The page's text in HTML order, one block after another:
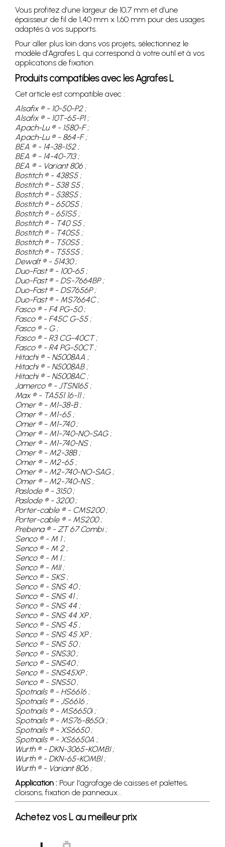
Vous profitez d’une largeur de 10,7 mm et d’une
épaisseur de fil de 1,40 mm x 1,60 mm pour des usages
adaptés à vos supports.
Pour aller plus loin dans vos projets, sélectionnez le
modèle d’Agrafes L qui correspond à votre outil et à vos
applications de fixation.
Produits compatibles avec les Agrafes L
Cet article est compatible avec :
Alsafix ® - 10-50-P2 ;
Alsafix ® - 10T-65-P1 ;
Apach-Lu ® - 1580-F ;
Apach-Lu ® - 864-F ;
BEA ® - 14-38-152 ;
BEA ® - 14-40-713 ;
BEA ® - Variant 806 ;
Bostitch ® - 438S5 ;
Bostitch ® - 538 S5 ;
Bostitch ® - 538S5 ;
Bostitch ® - 650S5 ;
Bostitch ® - 651S5 ;
Bostitch ® - T40 S5 ;
Bostitch ® - T40S5 ;
Bostitch ® - T50S5 ;
Bostitch ® - T55S5 ;
Dewalt ® - 51430 ;
Duo-Fast ® - 100-65 ;
Duo-Fast ® - DS-7664BP ;
Duo-Fast ® - DS7656P ;
Duo-Fast ® - MS7664C ;
Fasco ® - F4 PG-50 ;
Fasco ® - F45C G-55 ;
Fasco ® - G ;
Fasco ® - R3 CG-40CT ;
Fasco ® - R4 PG-50CT ;
Hitachi ® - N5008AA ;
Hitachi ® - N5008AB ;
Hitachi ® - N5008AC ;
Jamerco ® - JTSN165 ;
Max ® - TA551 16-11 ;
Omer ® - M1-38-B ;
Omer ® - M1-65 ;
Omer ® - M1-740 ;
Omer ® - M1-740-NO-SAG ;
Omer ® - M1-740-NS ;
Omer ® - M2-38B ;
Omer ® - M2-65 ;
Omer ® - M2-740-NO-SAG ;
Omer ® - M2-740-NS ;
Paslode ® - 3150 ;
Paslode ® - 3200 ;
Porter-cable ® - CMS200 ;
Porter-cable ® - MS200 ;
Prebena ® - ZT 67 Combi ;
Senco ® - M 1 ;
Senco ® - M 2 ;
Senco ® - M I ;
Senco ® - MII ;
Senco ® - SKS ;
Senco ® - SNS 40 ;
Senco ® - SNS 41 ;
Senco ® - SNS 44 ;
Senco ® - SNS 44 XP ;
Senco ® - SNS 45 ;
Senco ® - SNS 45 XP ;
Senco ® - SNS 50 ;
Senco ® - SNS30 ;
Senco ® - SNS40 ;
Senco ® - SNS45XP ;
Senco ® - SNS50 ;
Spotnails ® - HS6616 ;
Spotnails ® - JS6616 ;
Spotnails ® - MS6650i ;
Spotnails ® - MS76-8650i ;
Spotnails ® - XS6650 ;
Spotnails ® - XS6650A ;
Wurth ® - DKN-3065-KOMBI ;
Wurth ® - DKN-65-KOMBI ;
Wurth ® - Variant 806 ;
Application : Pour l'agrafage de caisses et palettes,
cloisons, fixation de panneaux...
Achetez vos L au meilleur prix